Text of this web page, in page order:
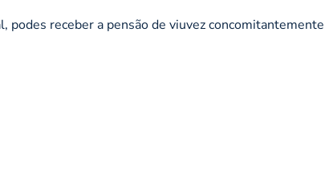
podes receber a pensão de viuvez concomitantemente